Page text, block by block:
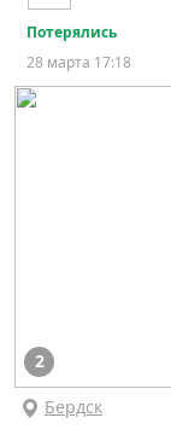
Потерялись
28 марта 17:18
2
Бердск